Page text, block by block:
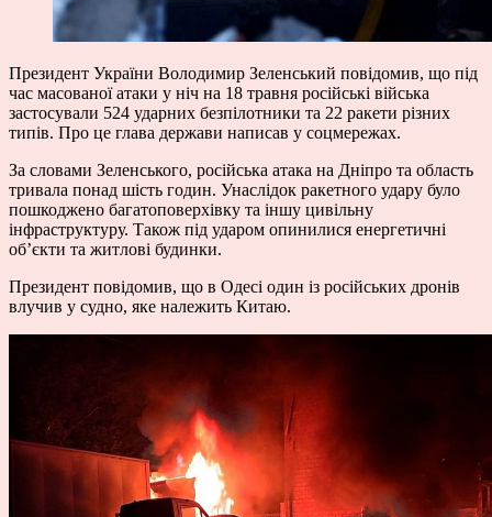
Президент України Володимир Зеленський повідомив, що під
час масованої атаки у ніч на 18 травня російські війська
застосували 524 ударних безпілотники та 22 ракети різних
типів. Про це глава держави написав у соцмережах.
За словами Зеленського, російська атака на Дніпро та область
тривала понад шість годин. Унаслідок ракетного удару було
пошкоджено багатоповерхівку та іншу цивільну
інфраструктуру. Також під ударом опинилися енергетичні
об’єкти та житлові будинки.
Президент повідомив, що в Одесі один із російських дронів
влучив у судно, яке належить Китаю.